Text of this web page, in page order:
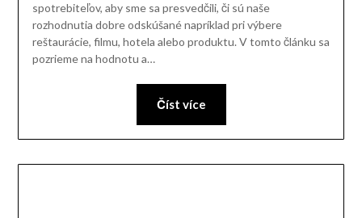
spotrebiteľov, aby sme sa presvedčili, či sú naše
rozhodnutia dobre odskúšané napríklad pri výbere
reštaurácie, filmu, hotela alebo produktu. V tomto článku sa
pozrieme na hodnotu a…
Číst více